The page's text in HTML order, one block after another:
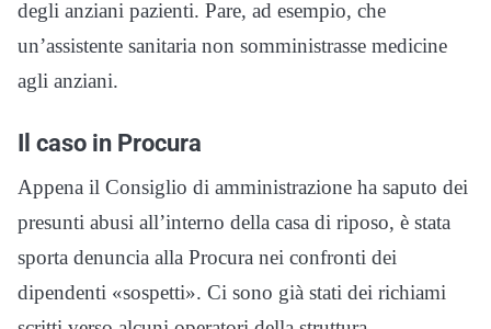
degli anziani pazienti. Pare, ad esempio, che
un’assistente sanitaria non somministrasse medicine
agli anziani.
Il caso in Procura
Appena il Consiglio di amministrazione ha saputo dei
presunti abusi all’interno della casa di riposo, è stata
sporta denuncia alla Procura nei confronti dei
dipendenti «sospetti». Ci sono già stati dei richiami